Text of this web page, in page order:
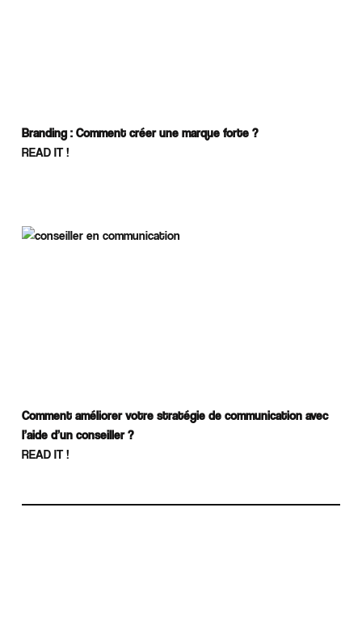
Branding : Comment créer une marque forte ?
READ IT !
Comment améliorer votre stratégie de communication avec
l’aide d’un conseiller ?
READ IT !